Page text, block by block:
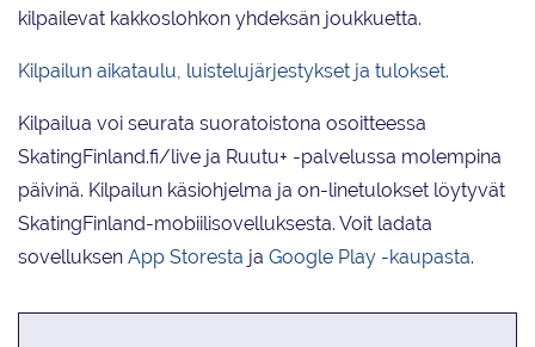
kilpailevat kakkoslohkon yhdeksän joukkuetta.
Kilpailun aikataulu, luistelujärjestykset ja tulokset.
Kilpailua voi seurata suoratoistona osoitteessa
SkatingFinland.fi/live ja Ruutu+ -palvelussa molempina
päivinä. Kilpailun käsiohjelma ja on-linetulokset löytyvät
SkatingFinland-mobiilisovelluksesta. Voit ladata
sovelluksen App Storesta ja Google Play -kaupasta.